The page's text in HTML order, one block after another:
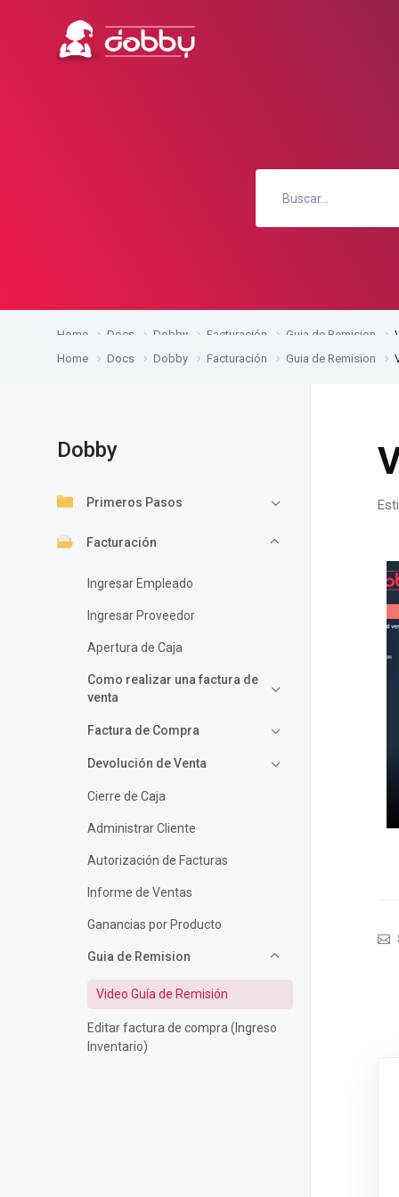
Home Docs Dobby Facturación Guia de Remision
Home Docs Dobby Facturación Guia de Remision
Dobby
Primeros Pasos
Facturación
Ingresar Empleado
Ingresar Proveedor
Apertura de Caja
Como realizar una factura de
venta
Factura de Compra
Devolución de Venta
Cierre de Caja
Administrar Cliente
Autorización de Facturas
Informe de Ventas
Ganancias por Producto
Guia de Remision
Video Guía de Remisión
Editar factura de compra (Ingreso
Inventario)